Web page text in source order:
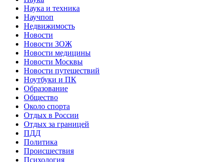
Наука и техника
Научпоп
Недвижимость
Новости
Новости ЗОЖ
Новости медицины
Новости Москвы
Новости путешествий
Ноутбуки и ПК
Образование
Общество
Около спорта
Отдых в России
Отдых за границей
ПДД
Политика
Происшествия
Психология